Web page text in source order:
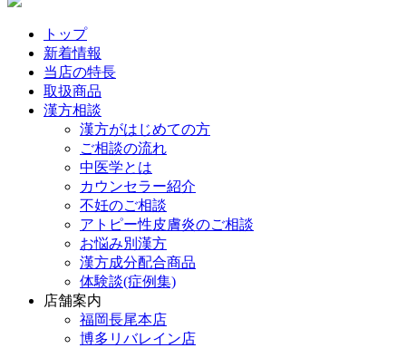
トップ
新着情報
当店の特長
取扱商品
漢方相談
漢方がはじめての方
ご相談の流れ
中医学とは
カウンセラー紹介
不妊のご相談
アトピー性皮膚炎のご相談
お悩み別漢方
漢方成分配合商品
体験談(症例集)
店舗案内
福岡長尾本店
博多リバレイン店